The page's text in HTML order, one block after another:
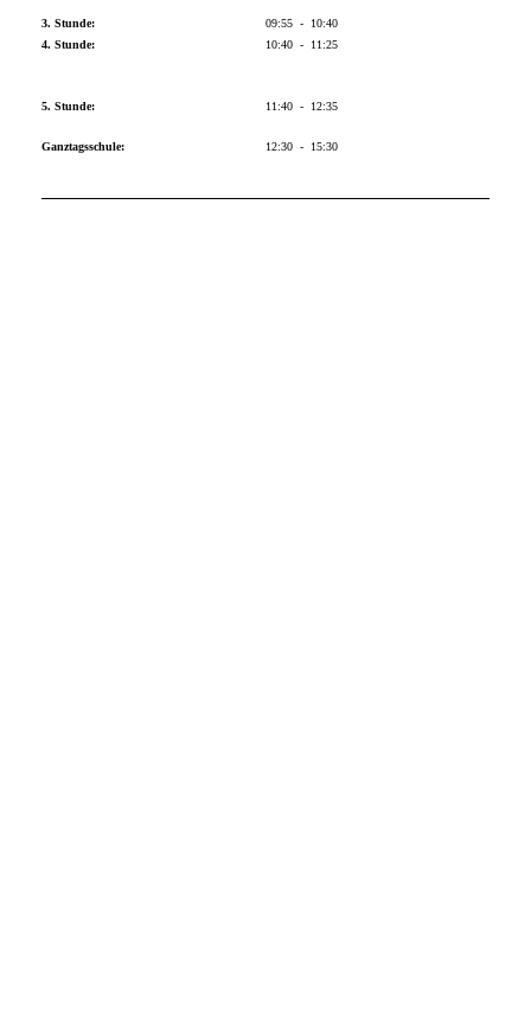
3. Stunde:
4. Stunde:
5. Stunde:
Ganztagsschule:
09:55 - 10:40
10:40 - 11:25
11:40 - 12:35
12:30 - 15:30